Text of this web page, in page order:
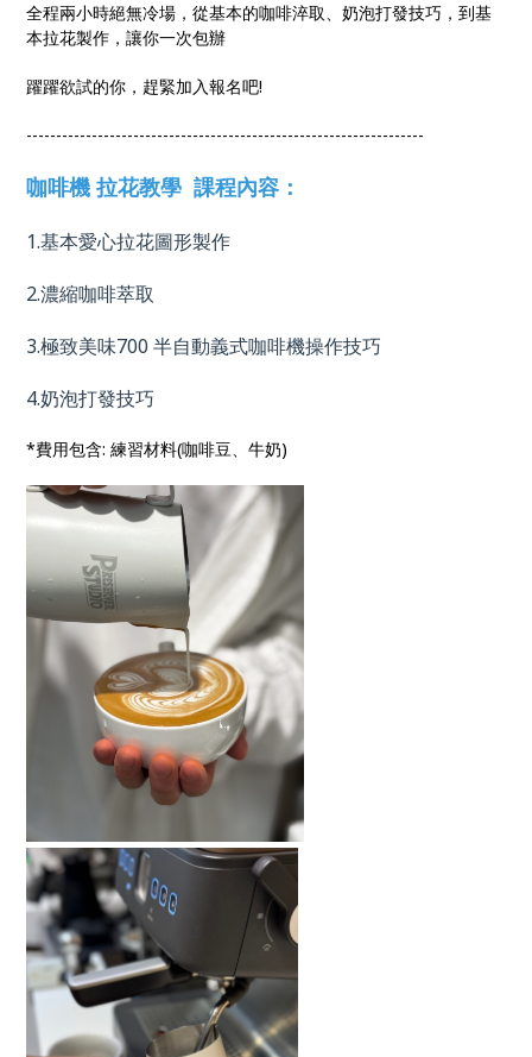
全程兩小時絕無冷場，從基本的咖啡淬取、奶泡打發技巧，到基
本拉花製作，讓你一次包辦
躍躍欲試的你，趕緊加入報名吧!
-------------------------------------------------------------------
咖啡機 拉花教學 課程內容：
1.基本愛心拉花圖形製作
2.濃縮咖啡萃取
3.極致美味700 半自動義式咖啡機操作技巧
4.奶泡打發技巧
*費用包含: 練習材料(咖啡豆、牛奶)